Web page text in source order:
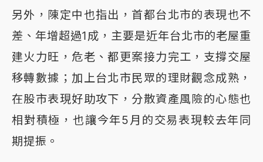
另外，陳定中也指出，首都台北市的表現也不
差、年增超過1成，主要是近年台北市的老屋重
建火力旺，危老、都更案接力完工，支撐交屋
移轉數據；加上台北市民眾的理財觀念成熟，
在股市表現好助攻下，分散資產風險的心態也
相對積極，也讓今年5月的交易表現較去年同
期提振。